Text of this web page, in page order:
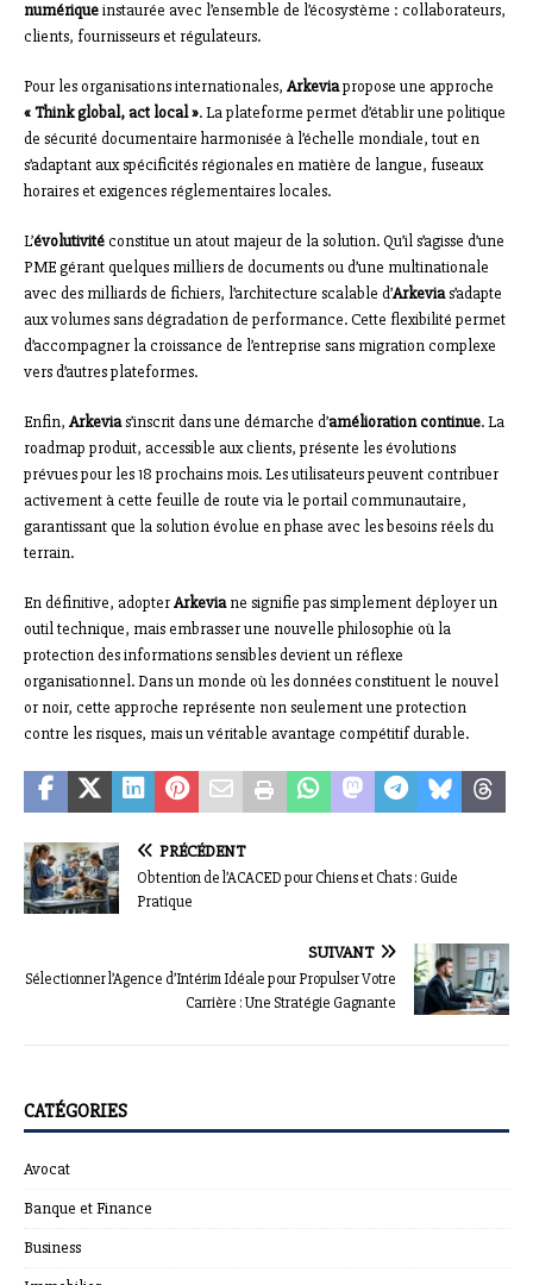
numériqueinstaurée avec l’ensemble de l’écosystème : collaborateurs,
clients, fournisseurs et régulateurs.
Pour les organisations internationales, Arkeviapropose une approche
« Think global, act local ». La plateforme permet d’établir une politique
de sécurité documentaire harmonisée à l’échelle mondiale, tout en
s’adaptant aux spécificités régionales en matière de langue, fuseaux
horaires et exigences réglementaires locales.
L’évolutivitéconstitue un atout majeur de la solution. Qu’il s’agisse d’une
PME gérant quelques milliers de documents ou d’une multinationale
avec des milliards de fichiers, l’architecture scalable d’Arkevias’adapte
aux volumes sans dégradation de performance. Cette flexibilité permet
d’accompagner la croissance de l’entreprise sans migration complexe
vers d’autres plateformes.
Enfin, Arkevias’inscrit dans une démarche d’amélioration continue. La
roadmap produit, accessible aux clients, présente les évolutions
prévues pour les 18 prochains mois. Les utilisateurs peuvent contribuer
activement à cette feuille de route via le portail communautaire,
garantissant que la solution évolue en phase avec les besoins réels du
terrain.
En définitive, adopterArkeviane signifie pas simplement déployer un
outil technique, mais embrasser une nouvelle philosophie où la
protection des informations sensibles devient un réflexe
organisationnel. Dans un monde où les données constituent le nouvel
or noir, cette approche représente non seulement une protection
contre les risques, mais un véritable avantage compétitif durable.
PRÉCÉDENT
Obtention de l’ACACED pour Chiens et Chats : Guide
Pratique
SUIVANT
Sélectionner l’Agence d’Intérim Idéale pour Propulser Votre
Carrière : Une Stratégie Gagnante
CATÉGORIES
Avocat
Banque et Finance
Business